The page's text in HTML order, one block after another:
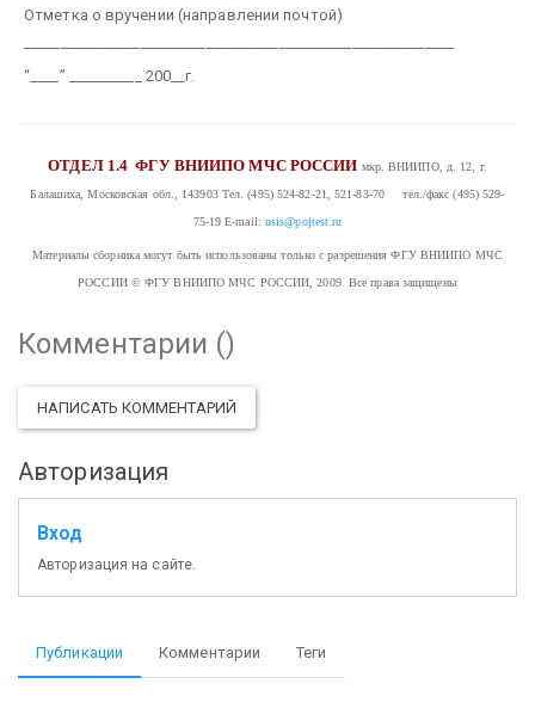
Отметка о вручении (направлении почтой)
“____” __________ 200__г.
ОТДЕЛ 1.4ФГУ ВНИИПО МЧС РОССИИ мкр. ВНИИПО, д. 12, г.
Балашиха, Московская обл., 143903Тел. (495) 524-82-21, 521-83-70 тел./факс (495) 529-
75-19 E-mail: nsis@pojtest.ru
Материалы сборника могут быть использованы только с разрешения ФГУ ВНИИПО МЧС
РОССИИ© ФГУ ВНИИПО МЧС РОССИИ, 2009 Все права защищены
Комментарии ()
НАПИСАТЬ КОММЕНТАРИЙ
Авторизация
Вход
Авторизация на сайте.
Публикации Комментарии Теги